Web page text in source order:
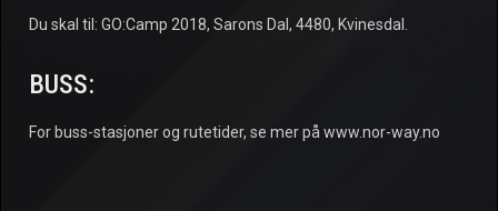
Du skal til: GO:Camp 2018, Sarons Dal, 4480, Kvinesdal.
BUSS:
For buss-stasjoner og rutetider, se mer på www.nor-way.no